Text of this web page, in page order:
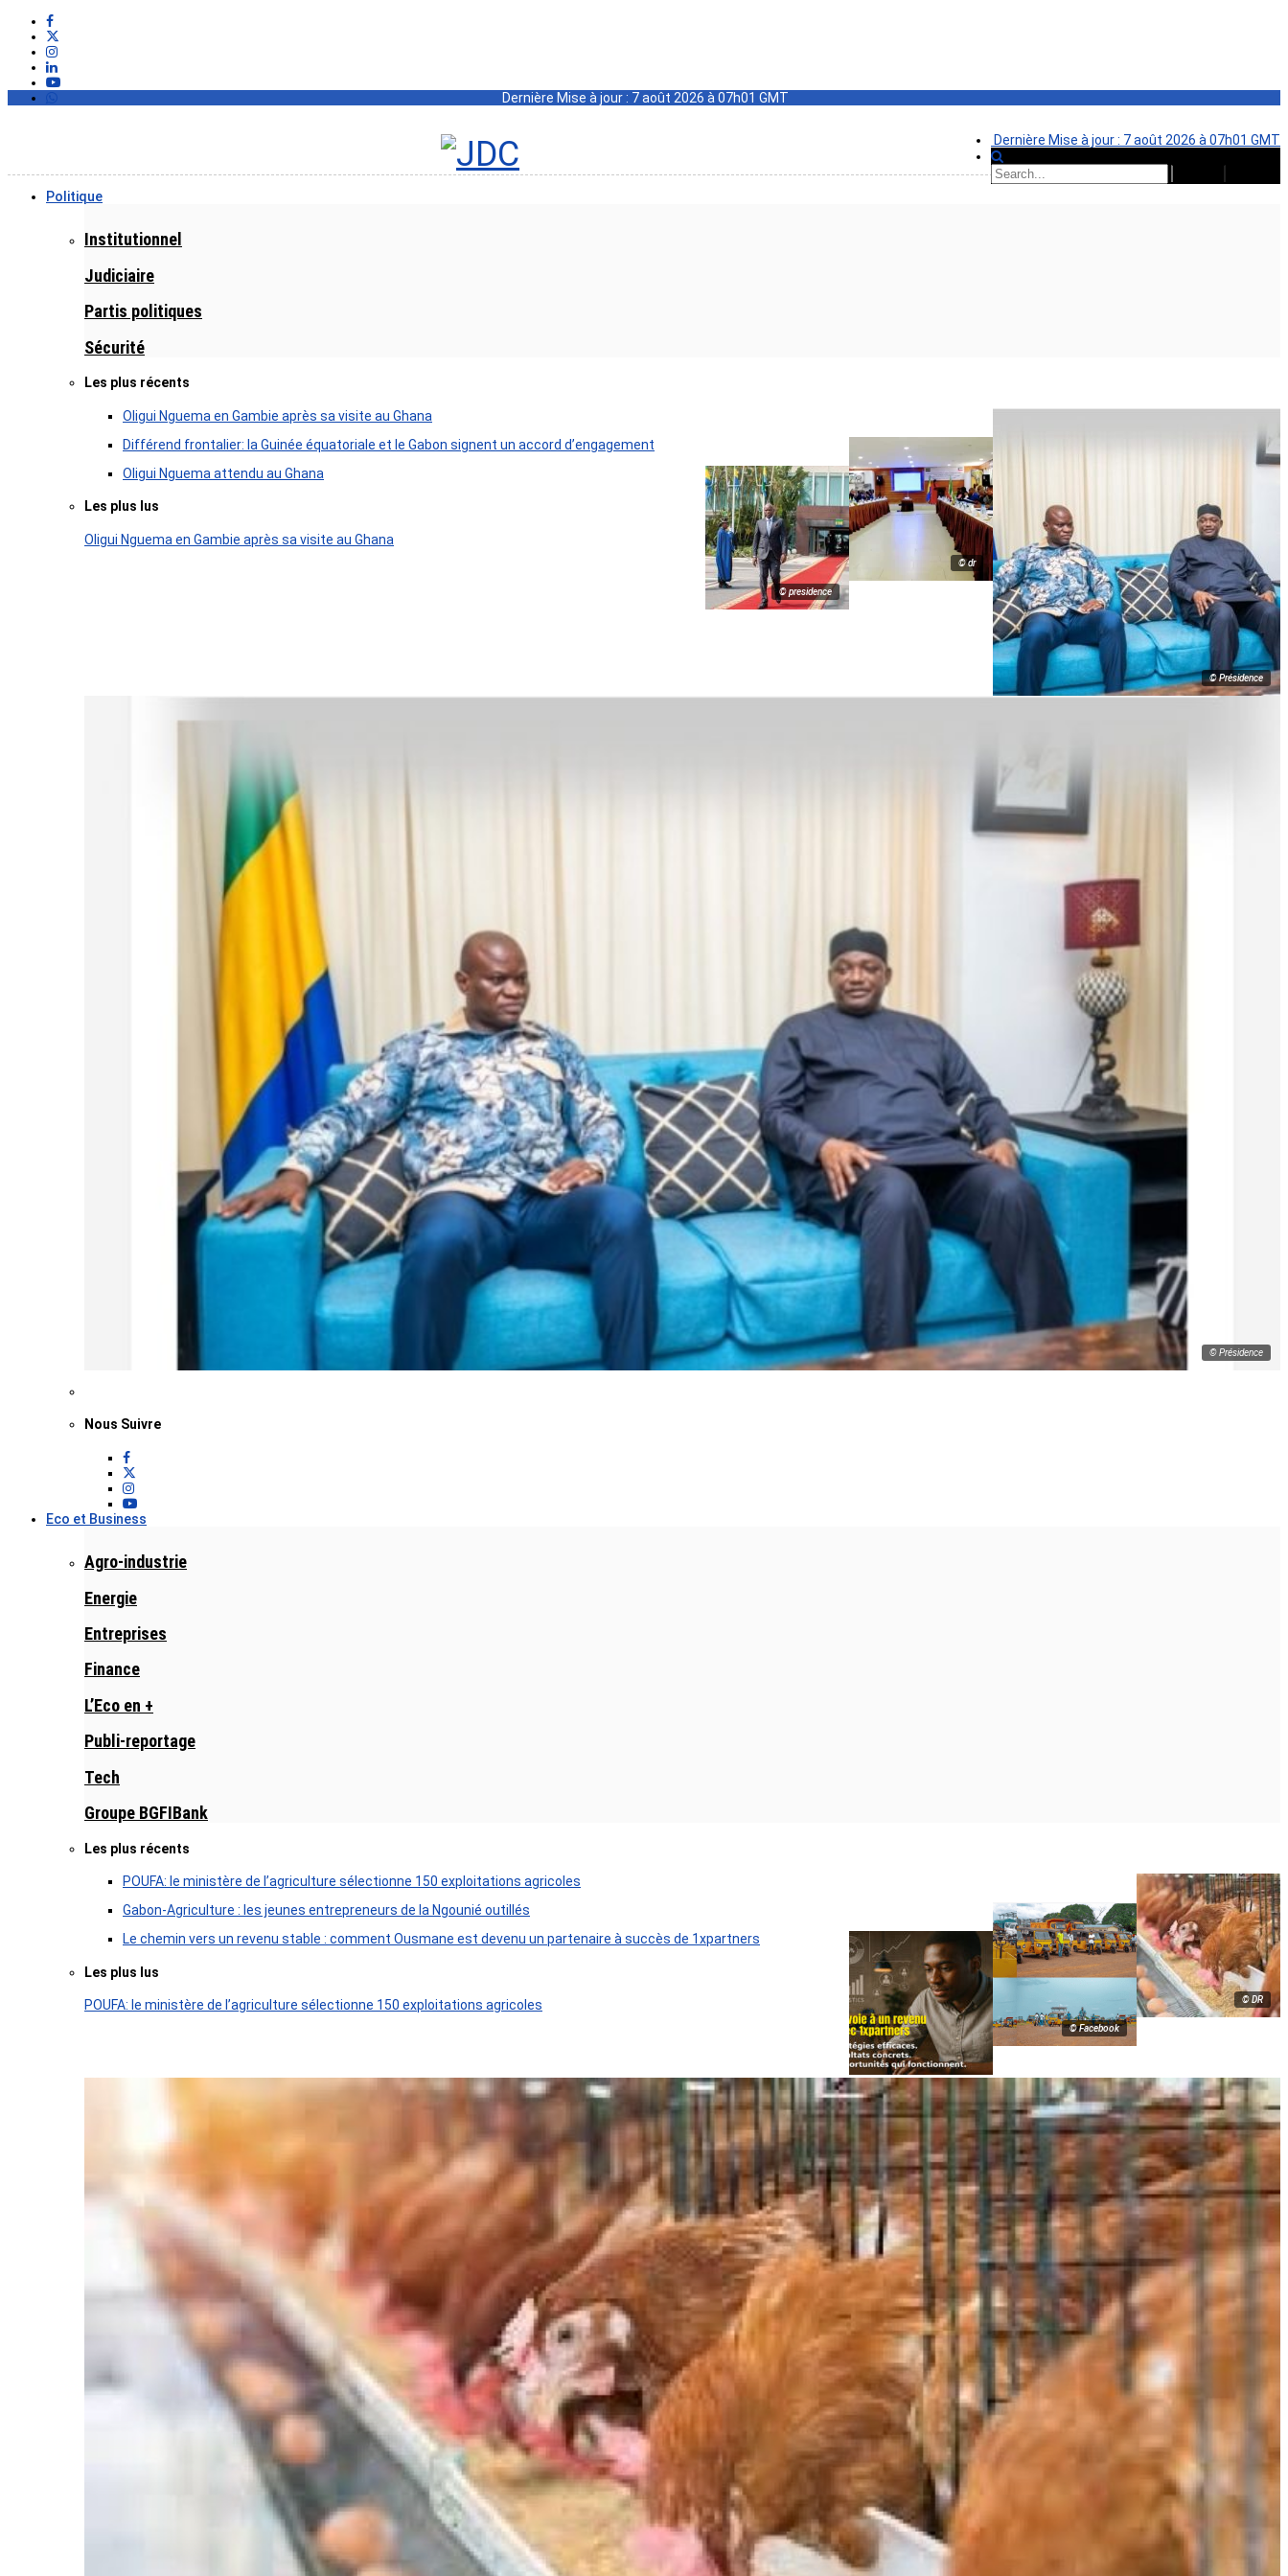
Dernière Mise à jour : 7 août 2026 à 07h01 GMT
Dernière Mise à jour : 7 août 2026 à 07h01 GMT
Politique
Institutionnel
Judiciaire
Partis politiques
Sécurité
Les plus récents
© Présidence
Oligui Nguema en Gambie après sa visite au Ghana
© dr
Différend frontalier: la Guinée équatoriale et le Gabon signent un accord d’engagement
© presidence
Oligui Nguema attendu au Ghana
Les plus lus
Oligui Nguema en Gambie après sa visite au Ghana
© Présidence
Nous Suivre
Eco et Business
Agro-industrie
Energie
Entreprises
Finance
L’Eco en +
Publi-reportage
Tech
Groupe BGFIBank
Les plus récents
© DR
POUFA: le ministère de l’agriculture sélectionne 150 exploitations agricoles
© Facebook
Gabon-Agriculture : les jeunes entrepreneurs de la Ngounié outillés
Le chemin vers un revenu stable : comment Ousmane est devenu un partenaire à succès de 1xpartners
Les plus lus
POUFA: le ministère de l’agriculture sélectionne 150 exploitations agricoles